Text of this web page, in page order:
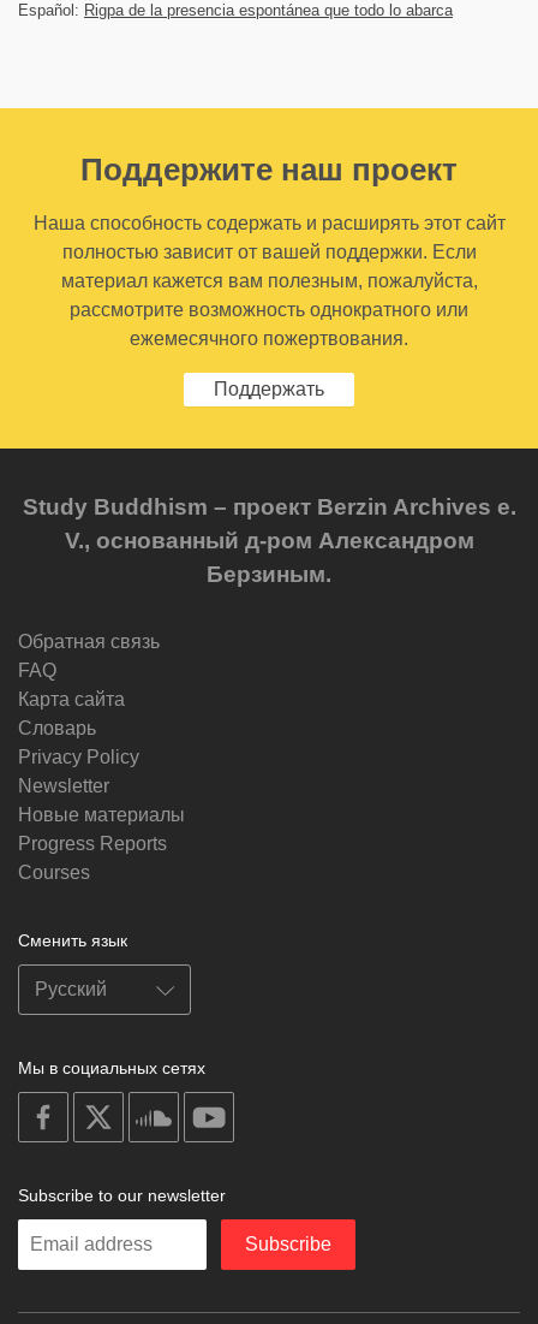
Español: Rigpa de la presencia espontánea que todo lo abarca
Поддержите наш проект
Наша способность содержать и расширять этот сайт
полностью зависит от вашей поддержки. Если
материал кажется вам полезным, пожалуйста,
рассмотрите возможность однократного или
ежемесячного пожертвования.
Поддержать
Study Buddhism – проект Berzin Archives e.
V., основанный д-ром Александром
Берзиным.
Обратная связь
FAQ
Карта сайта
Словарь
Privacy Policy
Newsletter
Новые материалы
Progress Reports
Courses
Сменить язык
Мы в социальных сетях
on
facebook
soundcloud
Subscribe to our newsletter
Enter
Subscribe